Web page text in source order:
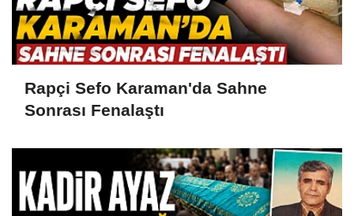
Rapçi Sefo Karaman'da Sahne
Sonrası Fenalaştı